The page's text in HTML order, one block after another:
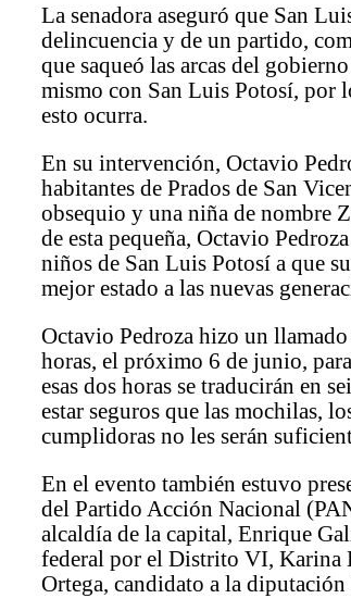
La senadora aseguró que San
delincuencia y de un partido,
que saqueó las arcas del
mismo con San Luis Potosí, por
esto ocurra.
En su intervención, Octavio
habitantes de Prados de San
obsequio y una niña de nombre
de esta pequeña, Octavio
niños de San Luis Potosí a que
mejor estado a las nuevas
Octavio Pedroza hizo un
horas, el próximo 6 de junio,
esas dos horas se traducirán en
estar seguros que las mochilas,
cumplidoras no les serán
En el evento también estuvo
del Partido Acción Nacional
alcaldía de la capital, Enrique
federal por el Distrito VI, Karina
Ortega, candidato a la